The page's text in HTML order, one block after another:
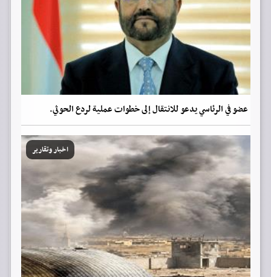
عضو في الرئاسي يدعو للانتقال إلى خطوات عملية لردع الحوثي.
اخبار وتقارير